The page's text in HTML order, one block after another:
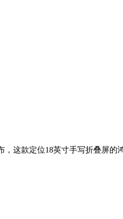
，这款定位18英寸手写折叠屏的